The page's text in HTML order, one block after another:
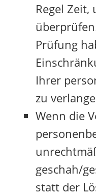
Regel Zeit,
Prüfung
Ihrer
zu
Wenn die
geschah/
statt der